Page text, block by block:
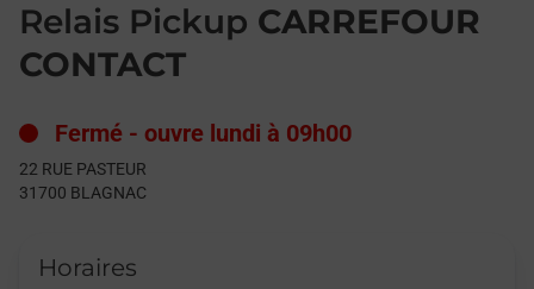
Relais Pickup CARREFOUR
CONTACT
Fermé - ouvre lundi à 09h00
22 RUE PASTEUR
31700 BLAGNAC
Horaires